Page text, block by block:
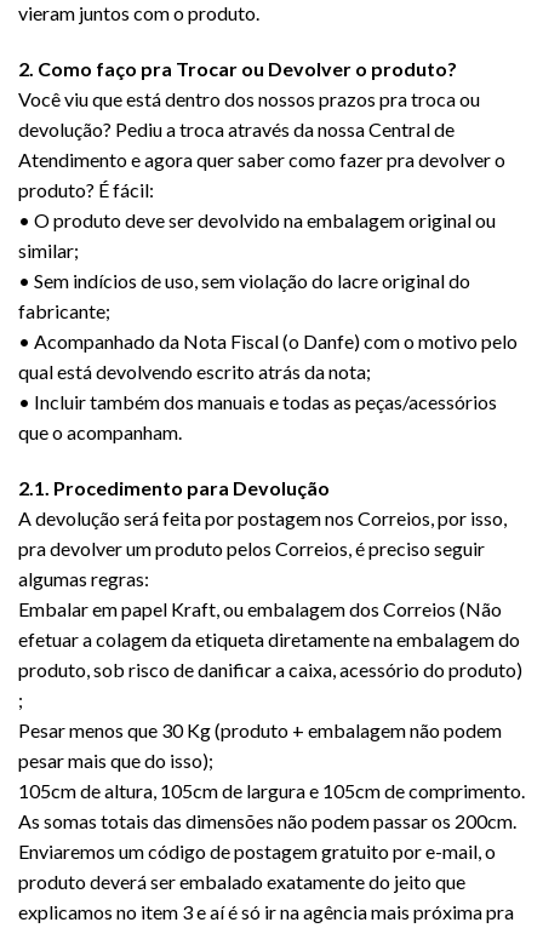
vieram juntos com o produto.
2. Como faço pra Trocar ou Devolver o produto?
Você viu que está dentro dos nossos prazos pra troca ou
devolução? Pediu a troca através da nossa Central de
Atendimento e agora quer saber como fazer pra devolver o
produto? É fácil:
• O produto deve ser devolvido na embalagem original ou
similar;
• Sem indícios de uso, sem violação do lacre original do
fabricante;
• Acompanhado da Nota Fiscal (o Danfe) com o motivo pelo
qual está devolvendo escrito atrás da nota;
• Incluir também dos manuais e todas as peças/acessórios
que o acompanham.
2.1. Procedimento para Devolução
A devolução será feita por postagem nos Correios, por isso,
pra devolver um produto pelos Correios, é preciso seguir
algumas regras:
Embalar em papel Kraft, ou embalagem dos Correios (Não
efetuar a colagem da etiqueta diretamente na embalagem do
produto, sob risco de danificar a caixa, acessório do produto)
;
Pesar menos que 30 Kg (produto + embalagem não podem
pesar mais que do isso);
105cm de altura, 105cm de largura e 105cm de comprimento.
As somas totais das dimensões não podem passar os 200cm.
Enviaremos um código de postagem gratuito por e-mail, o
produto deverá ser embalado exatamente do jeito que
explicamos no item 3 e aí é só ir na agência mais próxima pra